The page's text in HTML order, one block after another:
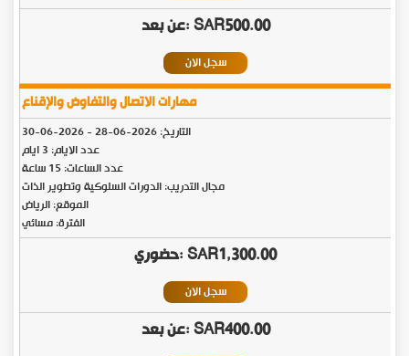
SAR500.00
سجل الان
مهارات الاتصال والتفاوض والإقناع
التاريخ:2026-06-28
-
2026-06-30
عدد الايام: 3 ايام
عدد الساعات: 15 ساعة
مجال التدريب: الدورات السلوكية وتطوير الذات
الموقع: الرياض
الفترة: مسائي
SAR1,300.00
سجل الان
SAR400.00